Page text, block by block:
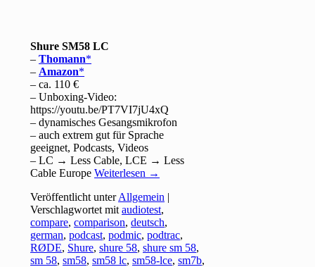
Shure SM58 LC
–Thomann
– Amazon
– ca. 110 €
– Unboxing-Video:
https://youtu.be/PT7VI7jU4xQ
– dynamisches Gesangsmikrofon
– auch extrem gut für Sprache
geeignet, Podcasts, Videos
– LC → Less Cable, LCE → Less
Cable EuropeWeiterlesen →
Veröffentlicht unter Allgemein |
Verschlagwortet mit audiotest,
compare,comparison,deutsch,
german,podcast,podmic,podtrac,
RØDE, Shure,shure 58,shure sm 58,
sm 58,sm58,sm58 lc,sm58-lce,sm7b,